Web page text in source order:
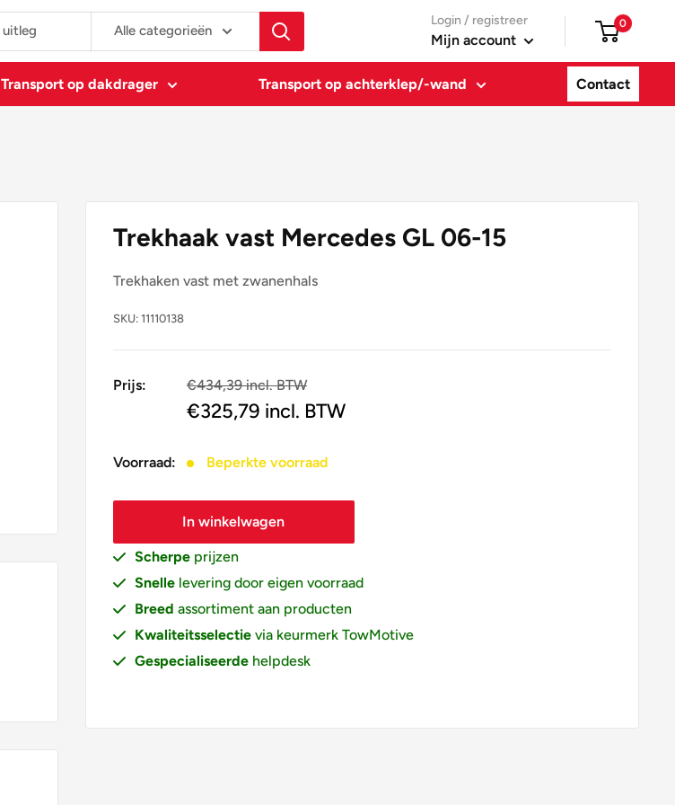
Alle categorieën
Login / registreer
Mijn account
0
Transport op dakdrager Transport op achterklep/-wand Contact
Trekhaak vast Mercedes GL 06-15
Trekhaken vast met zwanenhals
SKU: 11110138
Prijs: €434,39 incl. BTW
€325,79 incl. BTW
Voorraad: Beperkte voorraad
In winkelwagen
Scherpe prijzen
Snelle levering door eigen voorraad
Breed assortiment aan producten
Kwaliteitsselectie via keurmerk TowMotive
Gespecialiseerde helpdesk